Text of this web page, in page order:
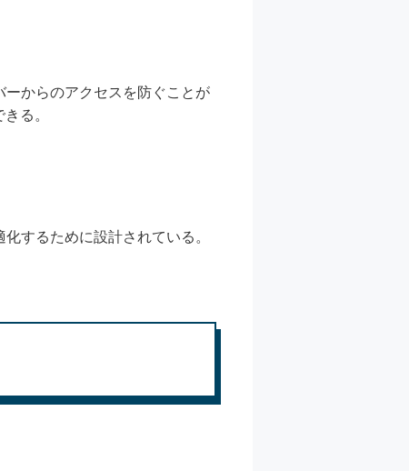
からのアクセスを防ぐことが
る。
するために設計されている。